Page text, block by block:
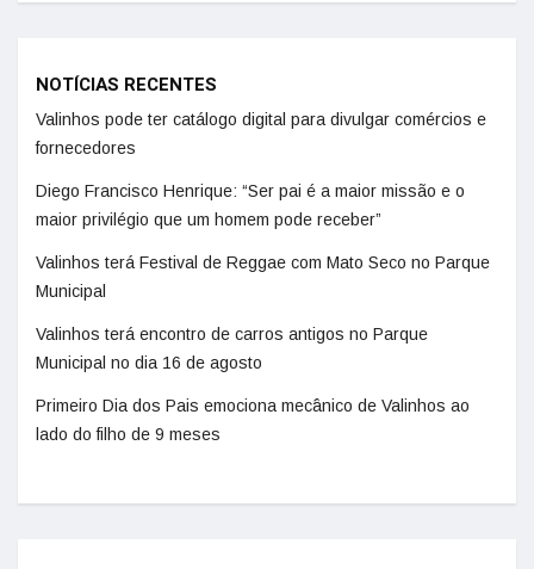
NOTÍCIAS RECENTES
Valinhos pode ter catálogo digital para divulgar comércios e
fornecedores
Diego Francisco Henrique: “Ser pai é a maior missão e o
maior privilégio que um homem pode receber”
Valinhos terá Festival de Reggae com Mato Seco no Parque
Municipal
Valinhos terá encontro de carros antigos no Parque
Municipal no dia 16 de agosto
Primeiro Dia dos Pais emociona mecânico de Valinhos ao
lado do filho de 9 meses